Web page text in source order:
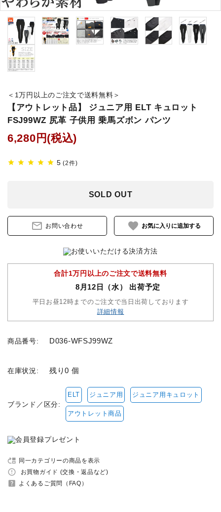
手袋（グローブ）
鞭（ムチ）
乗馬ウェア・下着・雨具
鐙(あぶみ)・鐙革
ゼッケン・パッド
頭絡・手綱・ハミ・耳ネット
手入れ用品・厩舎用品
鞍・サドル用品・腹帯
セット品
馬グッズ・アクセサリー
本・雑誌
その他ペットグッズ
アウトレット商品
ブランド一覧
＜1万円以上のご注文で送料無料＞
【アウトレット品】 ジュニア用 ELT キュロット
FSJ99WZ 尻革 子供用 乗馬ズボン パンツ
6,280円(税込)
star star star star star 5 (2件)
SOLD OUT
mail_outline お問い合わせ favorite
合計1万円以上のご注文で送料無料
8月12日（水） 出荷予定
平日お昼12時までのご注文で当日出荷しております
詳細情報
商品番号: D036-WFSJ99WZ
在庫状況: 残り0 個
ブランド／区分:
ELT ジュニア用 ジュニア用キュロット
アウトレット商品
move_up 同一カテゴリーの商品を表示
error_outline お買物ガイド (交換・返品など)
help_center よくあるご質問（FAQ）